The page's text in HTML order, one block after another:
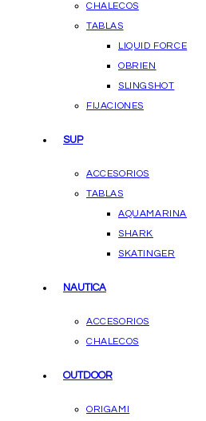
CHALECOS
TABLAS
LIQUID FORCE
OBRIEN
SLINGSHOT
FIJACIONES
SUP
ACCESORIOS
TABLAS
AQUAMARINA
SHARK
SKATINGER
NAUTICA
ACCESORIOS
CHALECOS
OUTDOOR
ORIGAMI